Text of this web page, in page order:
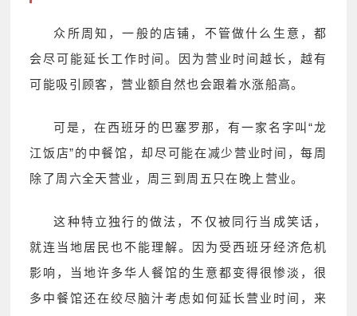
众所周知，一般的店铺，不管做什么生意，都
会尽可能延长工作时间。因为营业时间越长，越有
可能吸引顾客，营业额自然也会跟着水涨船高。
可是，在西班牙的巴塞罗那，有一家名字叫“龙
江饭店”的中餐馆，却尽可能在减少营业时间，每周
除了周六全天营业，周三到周五只在晚上营业。
这种特立独行的做法，不仅被同行当成笑话，
就连当地居民也不能理解。因为受西班牙经济危机
影响，当地许多华人餐馆的生意都变得很惨淡，很
多中餐馆还在绞尽脑汁考虑如何延长营业时间，来